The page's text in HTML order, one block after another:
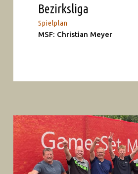
Bezirksliga
Spielplan
MSF: Christian Meyer